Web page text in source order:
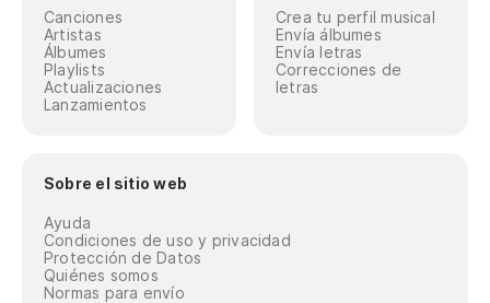
Canciones
Artistas
Álbumes
Playlists
Actualizaciones
Lanzamientos
Crea tu perfil musical
Envía álbumes
Envía letras
Correcciones de
letras
Sobre el sitio web
Ayuda
Condiciones de uso y privacidad
Protección de Datos
Quiénes somos
Normas para envío